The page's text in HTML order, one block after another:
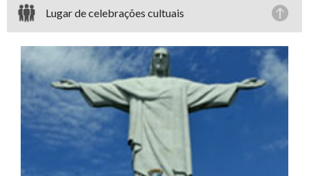
Lugar de celebrações cultuais